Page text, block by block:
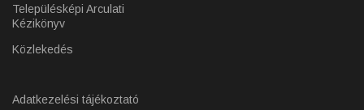
Településképi Arculati
Kézikönyv
Közlekedés
Adatkezelési tájékoztató